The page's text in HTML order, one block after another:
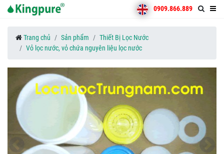
0909.866.889
Trang chủ Sản phẩm
Thiết Bị Lọc Nước
Vỏ lọc nước, vỏ chứa nguyên liệu lọc nước